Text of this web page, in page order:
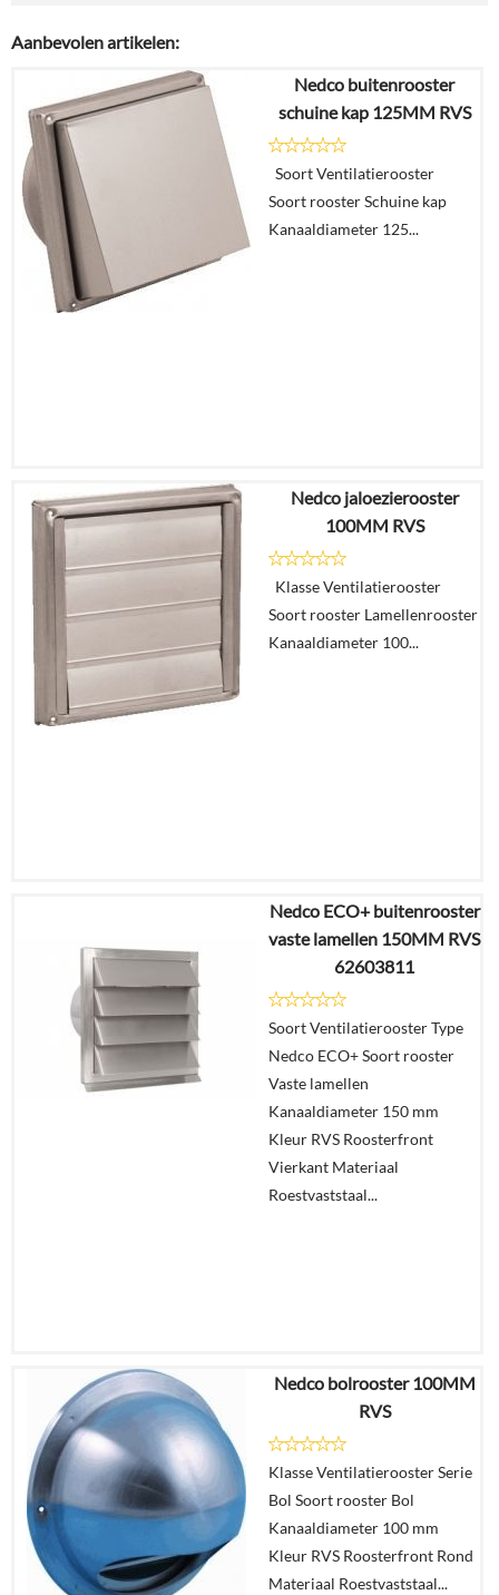
Aanbevolen artikelen:
Nedco buitenrooster
schuine kap 125MM RVS
Soort Ventilatierooster
Soort rooster Schuine kap
Kanaaldiameter 125...
€64,13
€35,91
Details
Nedco jaloezierooster
100MM RVS
Klasse Ventilatierooster
Soort rooster Lamellenrooster
Kanaaldiameter 100...
€48,64
€25,29
In
Nedco ECO+ buitenrooster
vaste lamellen 150MM RVS
62603811
Soort Ventilatierooster Type
Nedco ECO+ Soort rooster
Vaste lamellen
Kanaaldiameter 150 mm
Kleur RVS Roosterfront
Vierkant Materiaal
Roestvaststaal...
€200,53
Details
In
winkelmand
Nedco bolrooster 100MM
RVS
Klasse Ventilatierooster Serie
Bol Soort rooster Bol
Kanaaldiameter 100 mm
Kleur RVS Roosterfront Rond
Materiaal Roestvaststaal...